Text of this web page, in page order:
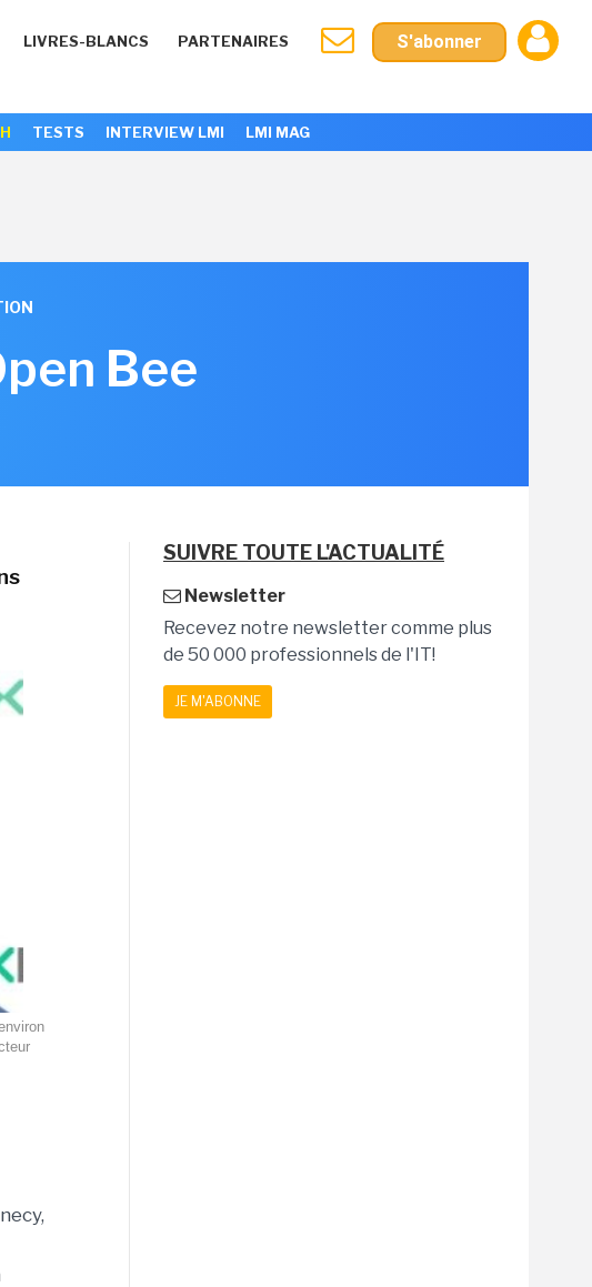
LIVRES-BLANCS PARTENAIRES S'abonner
TESTS INTERVIEW LMI LMI MAG
Bee
SUIVRE TOUTE L'ACTUALITÉ
Newsletter
Recevez notre newsletter comme plus
de 50 000 professionnels de l'IT!
JE M'ABONNE